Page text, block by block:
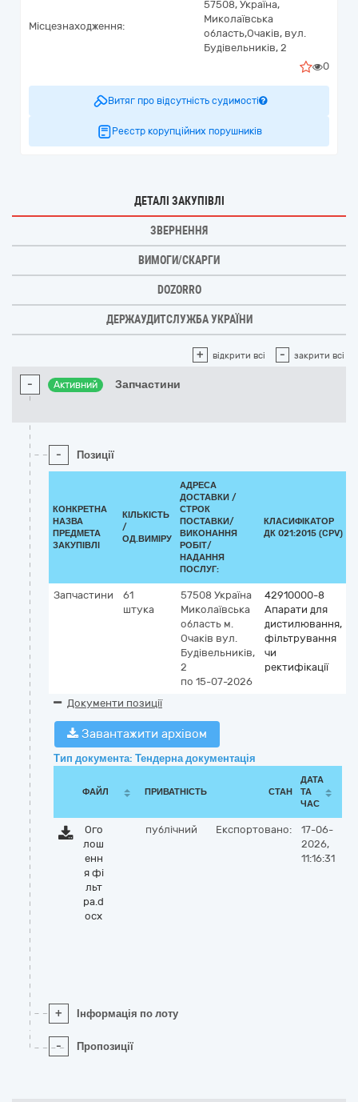
Місцезнаходження:
57508, Україна,
Миколаївська
область,Очаків, вул.
Будівельників, 2
0
Витяг про відсутність судимості
Реєстр корупційних порушників
ДЕТАЛІ ЗАКУПІВЛІ
ЗВЕРНЕННЯ
ВИМОГИ/СКАРГИ
DOZORRO
ДЕРЖАУДИТСЛУЖБА УКРАЇНИ
+ відкрити всі - закрити всі
- Активний Запчастини
- Позиції
КОНКРЕТНА
НАЗВА
ПРЕДМЕТА
ЗАКУПІВЛІ
КІЛЬКІСТЬ
/
ОД.ВИМІРУ
АДРЕСА
ДОСТАВКИ /
СТРОК
ПОСТАВКИ/
ВИКОНАННЯ
РОБІТ/
НАДАННЯ
ПОСЛУГ:
КЛАСИФІКАТОР
ДК 021:2015 (CPV)
Запчастини
61
штука
57508 Україна
Миколаївська
область м.
Очаків вул.
Будівельників,
2
по 15-07-2026
42910000-8
Апарати для
дистилювання,
фільтрування
чи
ректифікації
Документи позиції
Завантажити архівом
Тип документа: Тендерна документація
ФАЙЛ ПРИВАТНІСТЬ СТАН
ДАТА
ТА
ЧАС
Ого
лош
енн
я фі
льт
ра.d
ocx
публічний Експортовано:
17-06-
2026,
11:16:31
+ Інформація по лоту
- Пропозиції